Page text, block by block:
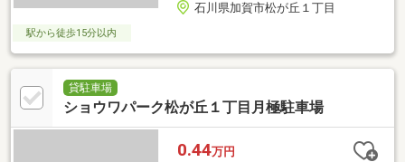
石川県加賀市松が丘１丁目
駅から徒歩15分以内
貸駐車場
ショウワパーク松が丘１丁目月極駐車場
0.44万円